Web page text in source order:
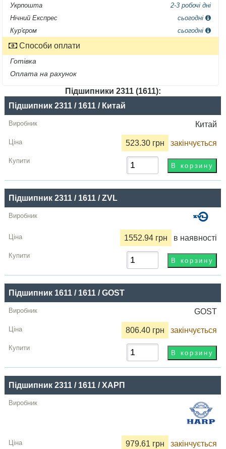
Укрпошта
2-3 робочі дні
Нічний Експрес
сьогодні
Кур'єром
сьогодні
Способи оплати
Готівка
Оплата на рахунок
Підшипники 2311 (1611):
Назва
Виробник
Радіальний
грн
Купити
Підшипник 2311 / 1611 / Китай
Китай
523.30 грн закінчується
Підшипник 2311 / 1611 / ZVL
1552.94 грн в наявності
Підшипник 1611 / 1611 / GOST
GOST
806.40 грн закінчується
Підшипник 2311 / 1611 / ХАРП
979.61 грн закінчується